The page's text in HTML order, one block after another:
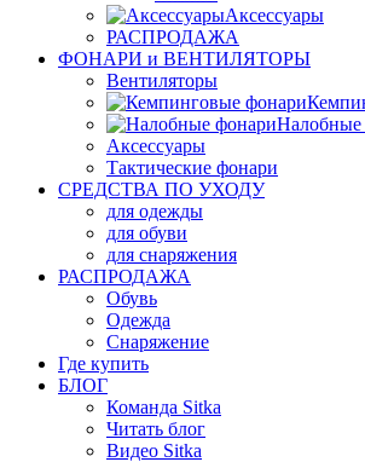
Аксессуары
РАСПРОДАЖА
ФОНАРИ и ВЕНТИЛЯТОРЫ
Вентиляторы
Налобные
Аксессуары
Тактические фонари
СРЕДСТВА ПО УХОДУ
для одежды
для обуви
для снаряжения
РАСПРОДАЖА
Обувь
Одежда
Снаряжение
Где купить
БЛОГ
Команда Sitka
Читать блог
Видео Sitka